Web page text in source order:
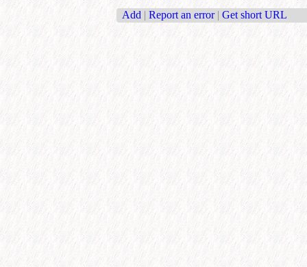
Add | Report an error | Get short URL